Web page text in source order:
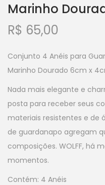
Marinho
R$ 65,00
Conjunto 4 Anéis para
Marinho Dourado 6cm x
Nada mais elegante e
posta para receber seus
materiais resistentes e de
de guardanapo agregam
composições. WOLFF, há
momentos.
Contém: 4 Anéis